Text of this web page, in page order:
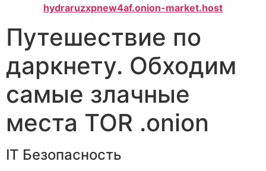
hydraruzxpnew4af.onion-market.host
Путешествие по
даркнету. Обходим
самые злачные
места TOR .onion
IT Безопасность